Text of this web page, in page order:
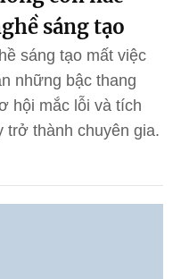
sáng tạo
sáng tạo mất việc
những bậc thang
hội mắc lỗi và tích
trở thành chuyên gia.